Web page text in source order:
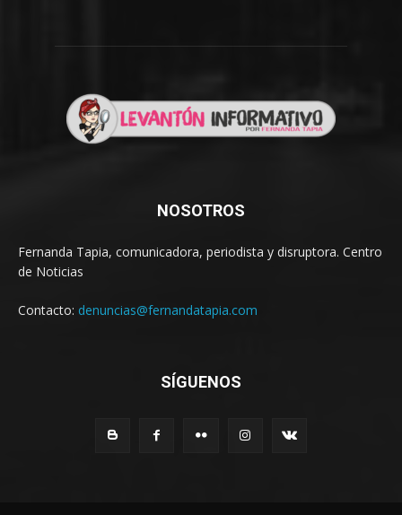
NOSOTROS
Fernanda Tapia, comunicadora, periodista y disruptora. Centro
de Noticias
Contacto: denuncias@fernandatapia.com
SÍGUENOS